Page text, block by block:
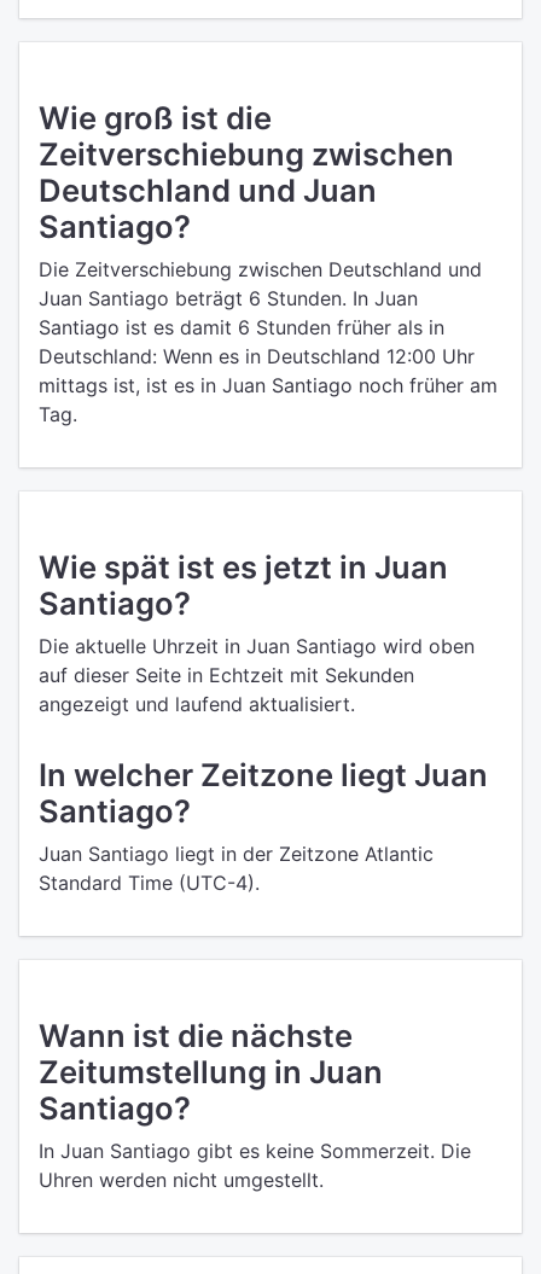
Wie groß ist die
Zeitverschiebung zwischen
Deutschland und Juan
Santiago?
Die Zeitverschiebung zwischen Deutschland und
Juan Santiago beträgt 6 Stunden. In Juan
Santiago ist es damit 6 Stunden früher als in
Deutschland: Wenn es in Deutschland 12:00 Uhr
mittags ist, ist es in Juan Santiago noch früher am
Tag.
Wie spät ist es jetzt in Juan
Santiago?
Die aktuelle Uhrzeit in Juan Santiago wird oben
auf dieser Seite in Echtzeit mit Sekunden
angezeigt und laufend aktualisiert.
In welcher Zeitzone liegt Juan
Santiago?
Juan Santiago liegt in der Zeitzone Atlantic
Standard Time (UTC-4).
Wann ist die nächste
Zeitumstellung in Juan
Santiago?
In Juan Santiago gibt es keine Sommerzeit. Die
Uhren werden nicht umgestellt.